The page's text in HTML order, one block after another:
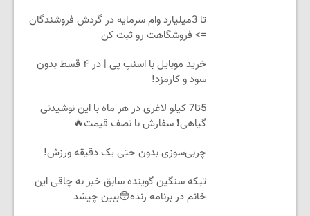
تا 3میلیارد وام سرمایه در گردش فروشندگان
=> فروشگاهت رو ثبت کن
خرید موبایل با اسنپ پی | در ۴ قسط بدون
سود و کارمزد!
5تا7 کیلو لاغری در هر ماه با این نوشیدنی
گیاهی❗ سفارش با نصف قیمت🔥
چربی‌سوزی بدون حتی یک دقیقه ورزش!
تیکه سنگین گوینده سابق خبر به چاقی این
خانم در برنامه زنده😳ببین چیشد